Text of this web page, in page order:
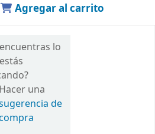
Agregar al carrito
lo
Hacer una
de